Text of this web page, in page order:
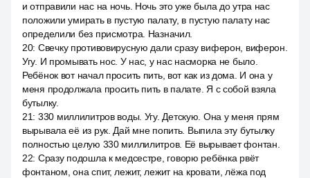
и отправили нас на ночь. Ночь это уже была до утра нас
положили умирать в пустую палату, в пустую палату нас
определили без присмотра. Назначил.
20: Свечку противовирусную дали сразу виферон, виферон.
Угу. И промывать нос. У нас, у нас насморка не было.
Ребёнок вот начал просить пить, вот как из дома. И она у
меня продолжала просить пить в палате. Я с собой взяла
бутылку.
21: 330 миллилитров воды. Угу. Детскую. Она у меня прям
вырывала её из рук. Дай мне попить. Выпила эту бутылку
полностью целую 330 миллилитров. Её вырывает фонтан.
22: Сразу подошла к медсестре, говорю ребёнка рвёт
фонтаном, она спит, лежит, лежит на кровати, лёжа под